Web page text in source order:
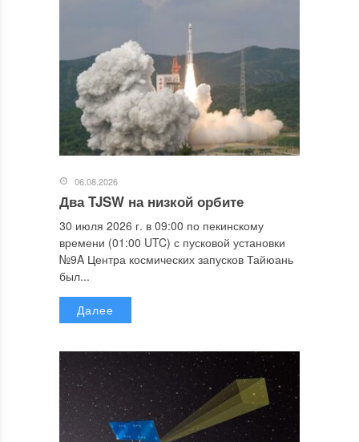
06.08.2026
Два TJSW на низкой орбите
30 июля 2026 г. в 09:00 по пекинскому
времени (01:00 UTC) с пусковой установки
№9A Центра космических запусков Тайюань
был...
Далее